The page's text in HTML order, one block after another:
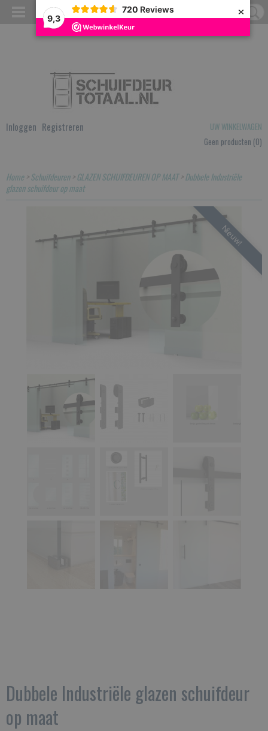
9,3
720 Reviews ×
Inloggen Registreren
UW WINKELWAGEN
Geen producten (0)
Home>Schuifdeuren>GLAZEN SCHUIFDEUREN OP MAAT>Dubbele Industriële
glazen schuifdeur op maat
Nieuw!
Dubbele Industriële glazen schuifdeur
op maat